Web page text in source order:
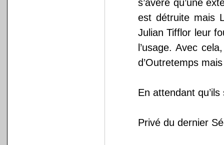
s’avère qu’une
est détruite mais
Julian Tifflor leur
l’usage. Avec
d’Outretemps
En attendant
Privé du dernier